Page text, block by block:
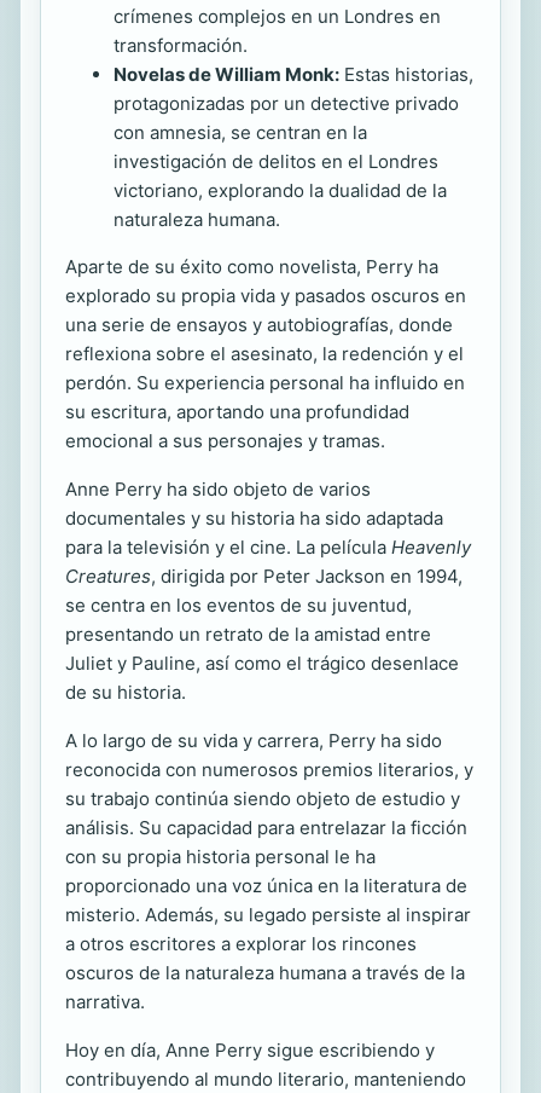
crímenes complejos en un Londres en
transformación.
Novelas de William Monk: Estas historias,
protagonizadas por un detective privado
con amnesia, se centran en la
investigación de delitos en el Londres
victoriano, explorando la dualidad de la
naturaleza humana.
Aparte de su éxito como novelista, Perry ha
explorado su propia vida y pasados oscuros en
una serie de ensayos y autobiografías, donde
reflexiona sobre el asesinato, la redención y el
perdón. Su experiencia personal ha influido en
su escritura, aportando una profundidad
emocional a sus personajes y tramas.
Anne Perry ha sido objeto de varios
documentales y su historia ha sido adaptada
para la televisión y el cine. La película Heavenly
Creatures, dirigida por Peter Jackson en 1994,
se centra en los eventos de su juventud,
presentando un retrato de la amistad entre
Juliet y Pauline, así como el trágico desenlace
de su historia.
A lo largo de su vida y carrera, Perry ha sido
reconocida con numerosos premios literarios, y
su trabajo continúa siendo objeto de estudio y
análisis. Su capacidad para entrelazar la ficción
con su propia historia personal le ha
proporcionado una voz única en la literatura de
misterio. Además, su legado persiste al inspirar
a otros escritores a explorar los rincones
oscuros de la naturaleza humana a través de la
narrativa.
Hoy en día, Anne Perry sigue escribiendo y
contribuyendo al mundo literario, manteniendo